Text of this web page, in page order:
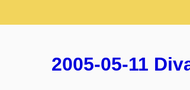
2005-05-11